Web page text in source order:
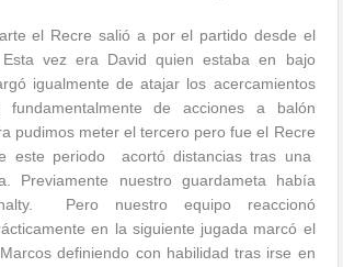
el Recre salió a por el partido desde el
vez era David quien estaba en bajo
igualmente de atajar los acercamientos
de acciones a balón
pudimos meter el tercero pero fue el Recre
este periodo acortó distancias tras una
Previamente nuestro guardameta había
Pero nuestro equipo reaccionó
en la siguiente jugada marcó el
definiendo con habilidad tras irse en